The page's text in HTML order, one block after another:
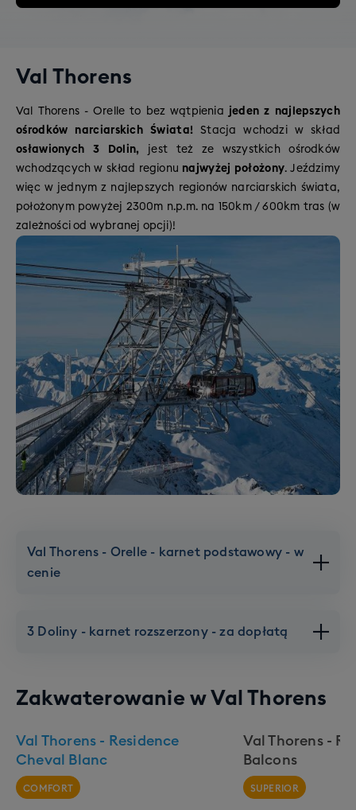
Val Thorens
Val Thorens - Orelle to bez wątpienia jeden z najlepszych
ośrodków narciarskich Świata! Stacja wchodzi w skład
osławionych
3 Dolin,
jest też ze wszystkich ośrodków
wchodzących w skład regionu najwyżej położony. Jeździmy
więc w jednym z najlepszych regionów narciarskich świata,
położonym powyżej 2300m n.p.m. na 150km / 600km tras (w
zależności od wybranej opcji)!
Val Thorens - Orelle - karnet podstawowy - w
cenie
3 Doliny - karnet rozszerzony - za dopłatą
Zakwaterowanie w Val Thorens
Val Thorens - Residence
Cheval Blanc
COMFORT
Val Thorens -
Balcons
SUPERIOR